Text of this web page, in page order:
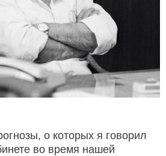
о которых я говорил
во время нашей